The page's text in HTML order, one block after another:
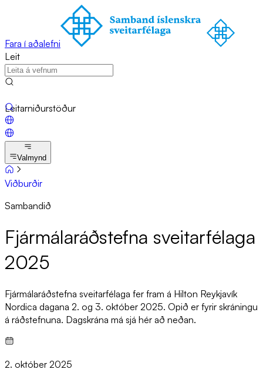
Fara í aðalefni
Leit
Leitarniðurstöður
Valmynd
Viðburðir
Sambandið
Fjár­mála­ráð­stefna sveit­ar­fé­laga
2025
Fjármálaráðstefna sveitarfélaga fer fram á Hilton Reykjavík
Nordica dagana 2. og 3. október 2025. Opið er fyrir skráningu
á ráðstefnuna. Dagskrána má sjá hér að neðan.
2. október 2025